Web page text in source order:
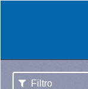
Filtro